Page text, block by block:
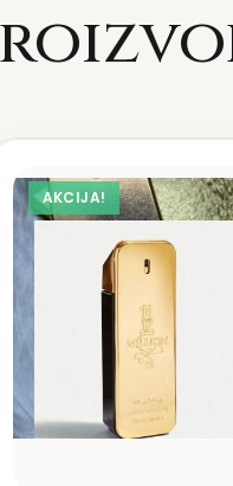
AKCIJA!